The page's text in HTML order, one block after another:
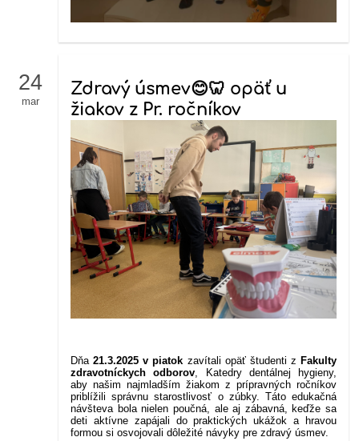
24
mar
Zdravý úsmev😊🦷 opäť u
žiakov z Pr. ročníkov
Dňa21.3.2025 v piatok zavítali opäť študenti z Fakulty
zdravotníckych odborov, Katedry dentálnej hygieny,
aby našim najmladším žiakom z prípravných ročníkov
priblížili správnu starostlivosť o zúbky. Táto edukačná
návšteva bola nielen poučná, ale aj zábavná, keďže sa
deti aktívne zapájali do praktických ukážok a hravou
formou si osvojovali dôležité návyky pre zdravý úsmev.